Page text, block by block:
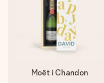
Moët i Chandon